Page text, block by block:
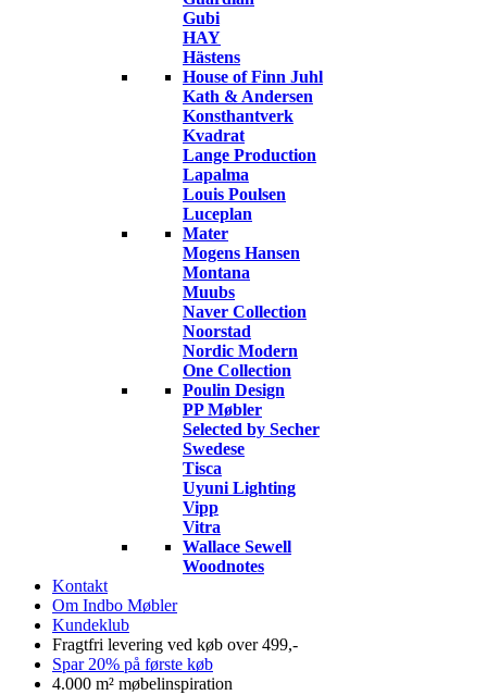
Gubi
HAY
Hästens
House of Finn Juhl
Kath & Andersen
Konsthantverk
Kvadrat
Lange Production
Lapalma
Louis Poulsen
Luceplan
Mater
Mogens Hansen
Montana
Muubs
Naver Collection
Noorstad
Nordic Modern
One Collection
Poulin Design
PP Møbler
Selected by Secher
Swedese
Tisca
Uyuni Lighting
Vipp
Vitra
Wallace Sewell
Woodnotes
Kontakt
Om Indbo Møbler
Kundeklub
Fragtfri levering ved køb over 499,-
Spar 20% på første køb
4.000 m² møbelinspiration